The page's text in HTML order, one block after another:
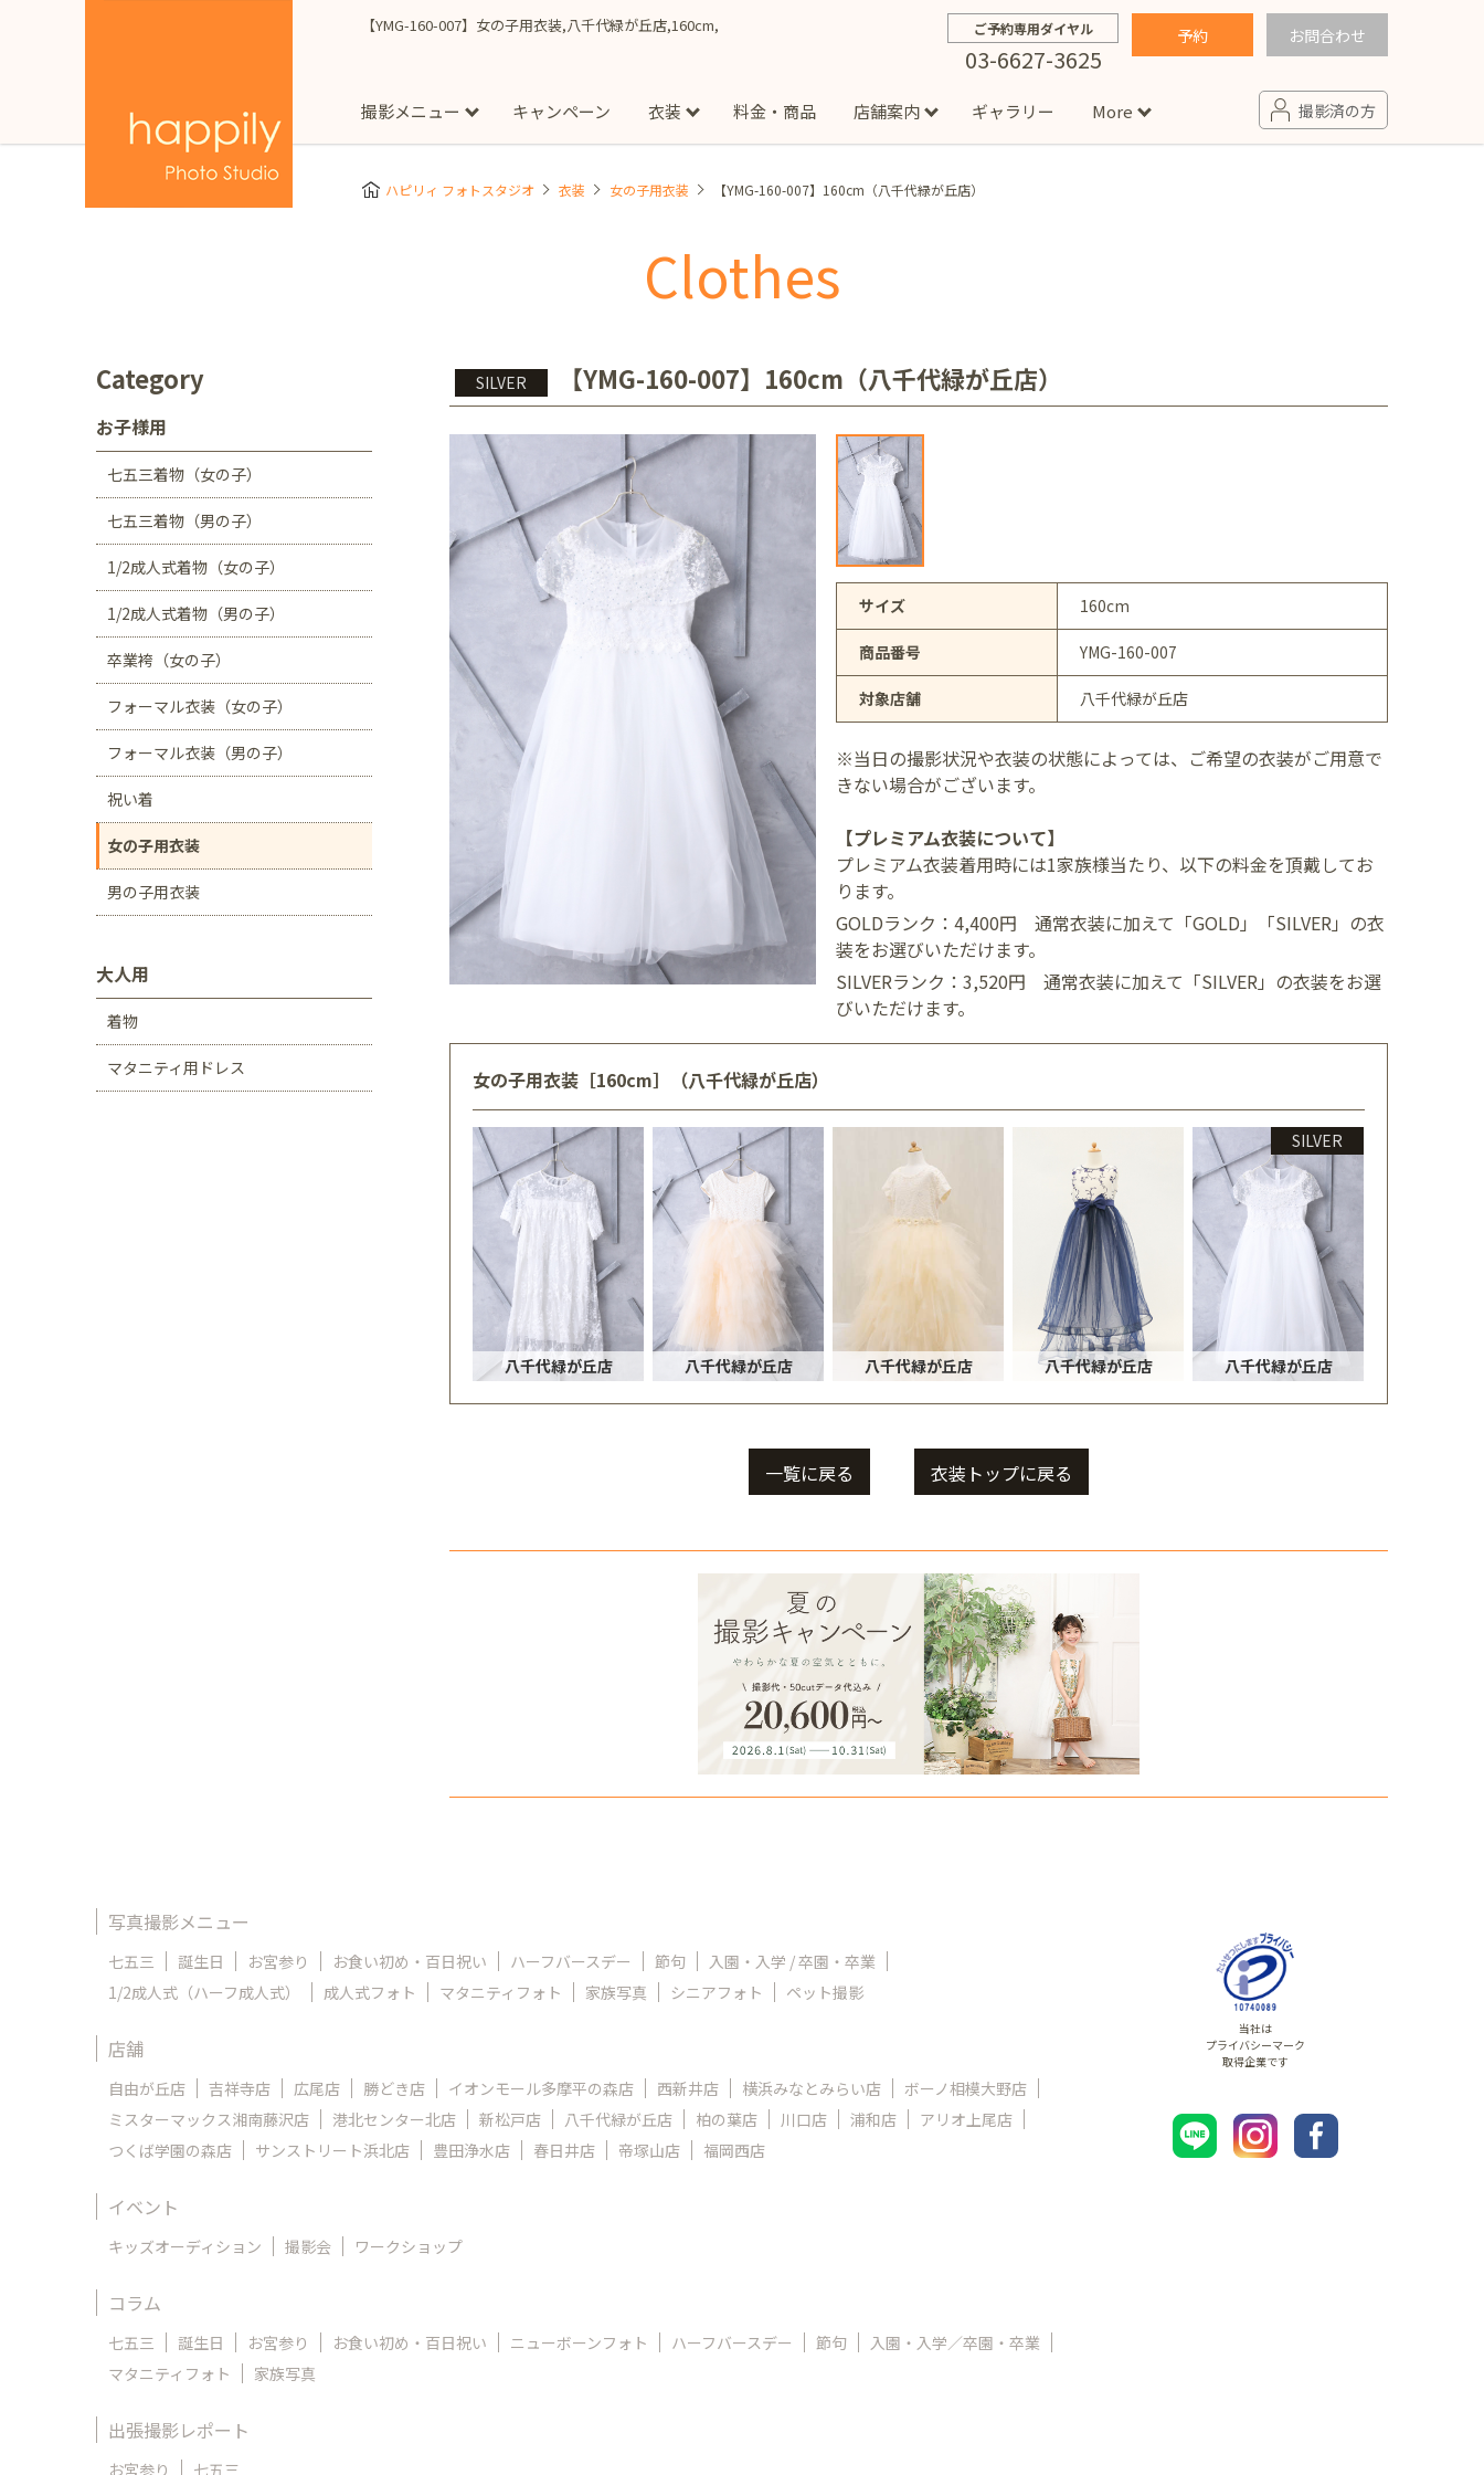
【YMG-160-007】女の子用衣装,八千代緑が丘店,160cm, ご予約専用ダイヤル
03-6627-3625
予約 お問合わせ
撮影メニュー
スタジオ撮影
成人式フォト マタニティフォト
お宮参り 入園・入学／卒園・卒業 ファミリーフォト 誕生日 プロフィール写真・宣材写真
キャンペーン 衣装
Clothes
七五三着物(男の子) 1/2成人式着物(女の子)
フォーマル衣装(男の子) 祝い着
マタニティ用ドレス
料金・商品 店舗案内
Store
吉祥寺店 イオンモール多摩平の森店
八千代緑が丘店 柏の葉店
アリオ上尾店
つくば学園の森店
静岡県
サンストリート浜北店
春日井店
帝塚山店
福岡県
ギャラリー More
More
撮影済の方
ハピリィ フォトスタジオ 衣装 女の子用衣装 【YMG-160-007】160cm（八千代緑が丘店）
Clothes
SILVER 【YMG-160-007】160cm（八千代緑が丘店）
サイズ 160cm
商品番号 YMG-160-007
対象店舗 八千代緑が丘店
※当日の撮影状況や衣装の状態によっては、ご希望の衣装がご用意で
きない場合がございます。
【プレミアム衣装について】
プレミアム衣装着用時には1家族様当たり、以下の料金を頂戴してお
ります。
GOLDランク：4,400円 通常衣装に加えて「GOLD」「SILVER」の衣
装をお選びいただけます。
SILVERランク：3,520円 通常衣装に加えて「SILVER」の衣装をお選
びいただけます。
女の子用衣装［160cm］（八千代緑が丘店）
八千代緑が丘店 八千代緑が丘店 八千代緑が丘店 八千代緑が丘店
SILVER
八千代緑が丘店
一覧に戻る 衣装トップに戻る
Category
お子様用
七五三着物（女の子）
七五三着物（男の子）
1/2成人式着物（女の子）
1/2成人式着物（男の子）
卒業袴（女の子）
フォーマル衣装（女の子）
フォーマル衣装（男の子）
祝い着
女の子用衣装
男の子用衣装
大人用
着物
マタニティ用ドレス
写真撮影メニュー
七五三 誕生日 お宮参り お食い初め・百日祝い ハーフバースデー 節句
入園・入学 / 卒園・卒業
1/2成人式（ハーフ成人式）
成人式フォト マタニティフォト 家族写真 シニアフォト ペット撮影
店舗
自由が丘店 吉祥寺店 広尾店 勝どき店 イオンモール多摩平の森店 西新井店 横浜みなとみらい店
ボーノ相模大野店
ミスターマックス湘南藤沢店
港北センター北店 新松戸店 八千代緑が丘店 柏の葉店 川口店 浦和店
アリオ上尾店
つくば学園の森店
サンストリート浜北店 豊田浄水店 春日井店 帝塚山店 福岡西店
イベント
キッズオーディション 撮影会 ワークショップ
コラム
七五三 誕生日 お宮参り お食い初め・百日祝い ニューボーンフォト ハーフバースデー 節句
入園・入学／卒園・卒業
マタニティフォト
家族写真
出張撮影レポート
お宮参り 七五三
当社は
プライバシーマーク
取得企業です